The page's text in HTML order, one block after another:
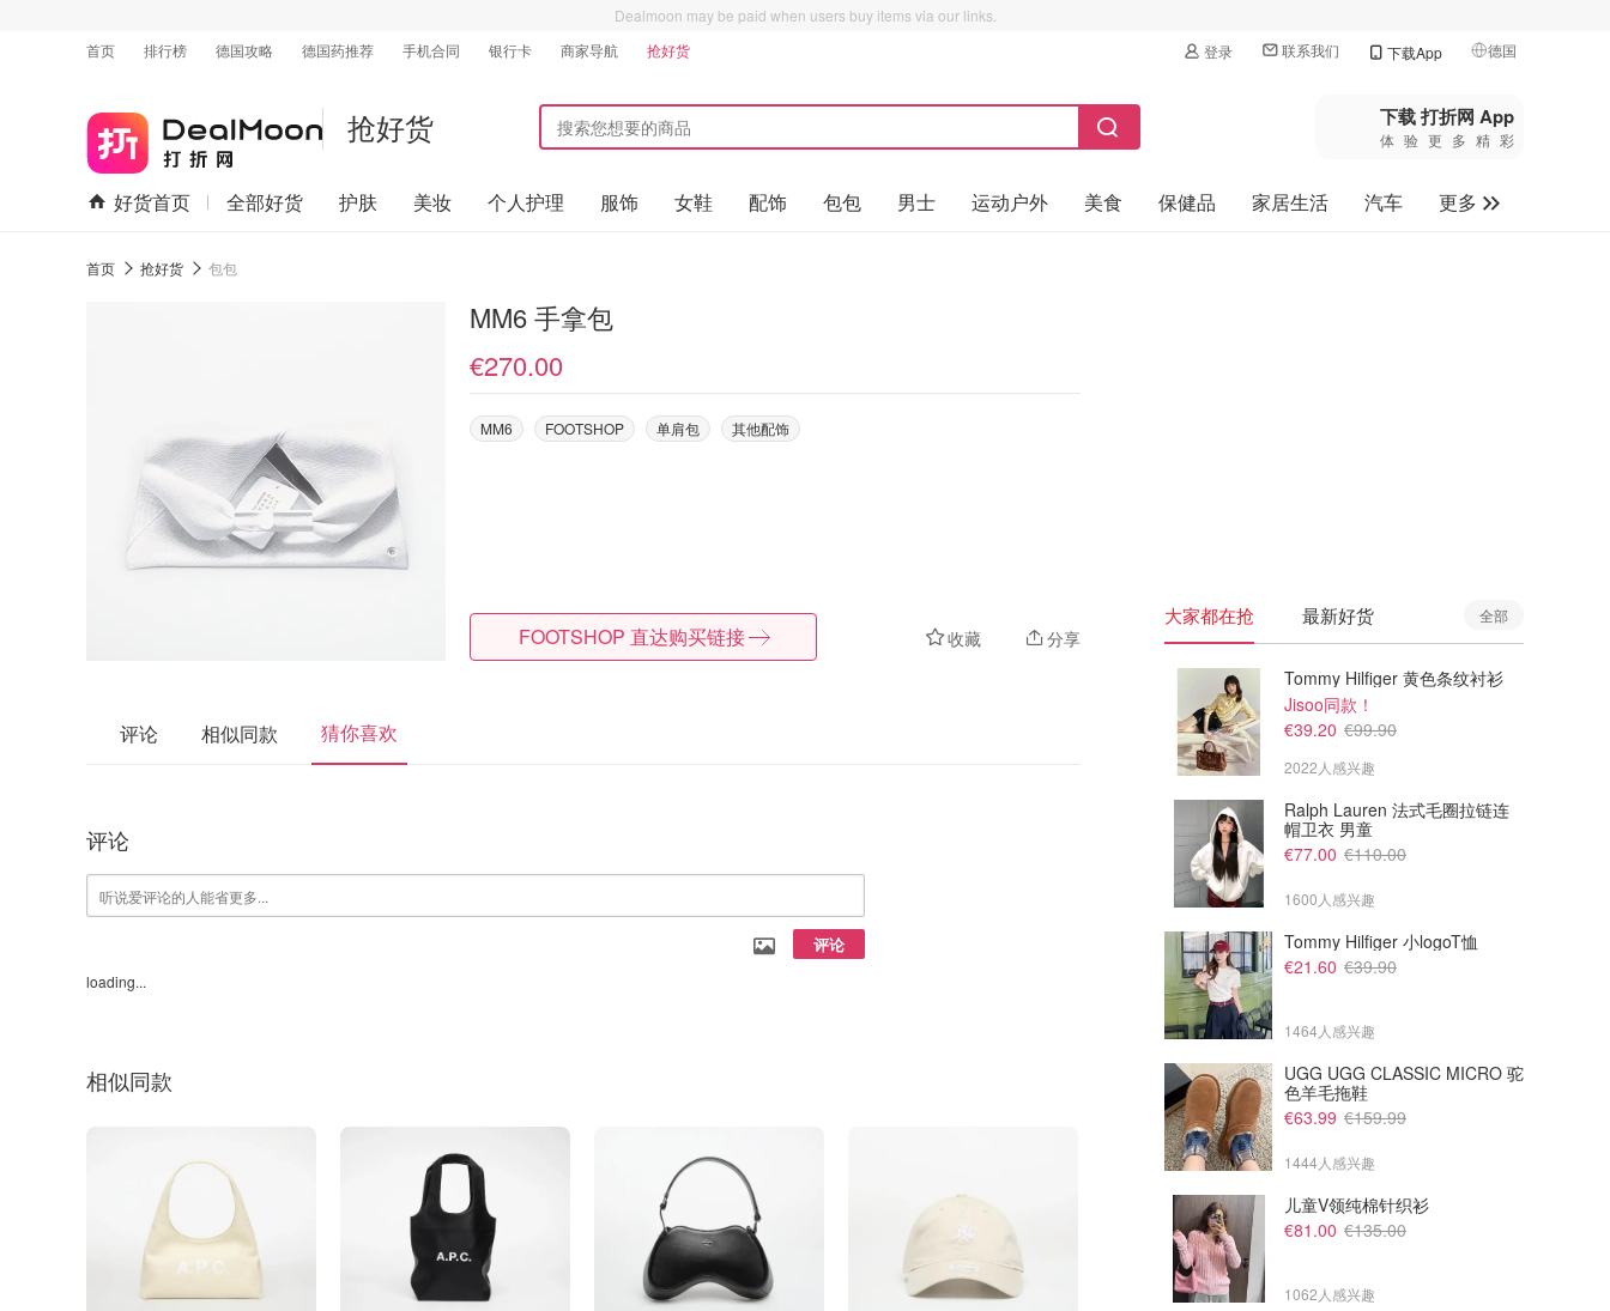
Dealmoon may be paid when users buy items via our links.
首页
排行榜 德国攻略 德国药推荐 手机合同 银行卡 商家导航 抢好货 登录 联系我们 下载App 德国
🇺🇸美国
🇨🇳中国
🇨🇦加拿大
抢好货 下载 打折网 App
体验更多精彩
好货首页 全部好货 护肤 美妆 个人护理 服饰 女鞋 配饰 包包 男士 运动户外 美食 保健品 家居生活 汽车
更多
首页 抢好货 包包
MM6 手拿包
€270.00
MM6 FOOTSHOP 单肩包 其他配饰
收藏 分享
FOOTSHOP 直达购买链接
评论 相似同款 猜你喜欢
评论
评论
loading...
相似同款
大家都在抢 最新好货 全部
Tommy Hilfiger 黄色条纹衬衫
Jisoo同款！
€39.20 €99.90
2022人感兴趣
Ralph Lauren 法式毛圈拉链连
帽卫衣 男童
€77.00 €110.00
1600人感兴趣
Tommy Hilfiger 小logoT恤
€21.60 €39.90
1464人感兴趣
UGG UGG CLASSIC MICRO 驼
色羊毛拖鞋
€63.99 €159.99
1444人感兴趣
儿童V领纯棉针织衫
€81.00 €135.00
1062人感兴趣